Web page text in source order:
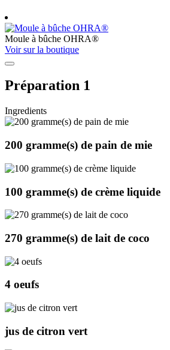
Moule à bûche OHRA®
Voir sur la boutique
Préparation 1
Ingredients
200 gramme(s) de pain de mie
100 gramme(s) de crème liquide
270 gramme(s) de lait de coco
4 oeufs
jus de citron vert